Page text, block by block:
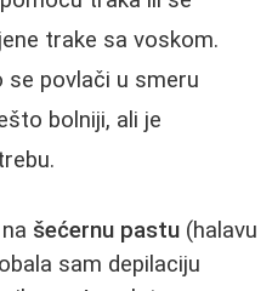
trake sa voskom.
se povlači u smeru
bolniji, ali je
šećernu pastu (halavu
sam depilaciju